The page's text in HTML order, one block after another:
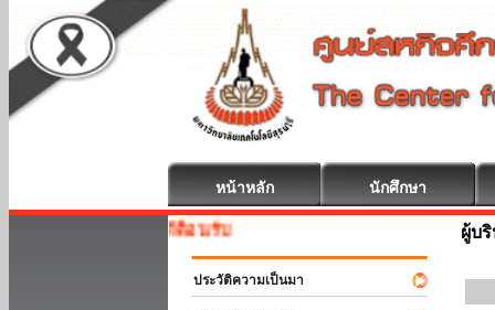
หน้าหลัก นักศึกษา
สหกิจศึกษา ยินดีต้อนรับ
ประวัติความเป็นมา
ผู้บ